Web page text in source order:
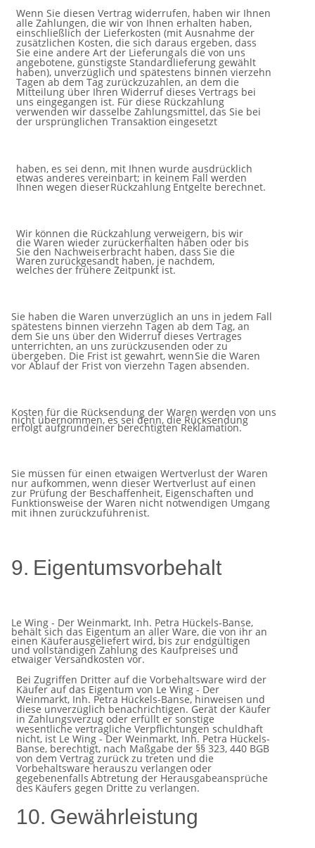
Wenn Sie diesen Vertrag widerrufen, haben wir Ihnen
alle Zahlungen, die wir von Ihnen erhalten haben,
einschließlich der Lieferkosten (mit Ausnahme der
zusätzlichen Kosten, die sich daraus ergeben, dass
Sie eine andere Art der Lieferungals die von uns
angebotene, günstigste Standardlieferung gewählt
haben), unverzüglich und spätestens binnen vierzehn
Tagen ab dem Tag zurückzuzahlen, an dem die
Mitteilung über Ihren Widerruf dieses Vertrags bei
uns eingegangen ist. Für diese Rückzahlung
verwenden wir dasselbe Zahlungsmittel, das Sie bei
der ursprünglichen Transaktion eingesetzt
haben, es sei denn, mit Ihnen wurde ausdrücklich
etwas anderes vereinbart; in keinem Fall werden
Ihnen wegen dieserRückzahlung Entgelte berechnet.
Wir können die Rückzahlung verweigern, bis wir
die Waren wieder zurückerhalten haben oder bis
Sie den Nachweiserbracht haben, dass Sie die
Waren zurückgesandt haben, je nachdem,
welches der frühere Zeitpunkt ist.
Sie haben die Waren unverzüglich an uns in jedem Fall
spätestens binnen vierzehn Tagen ab dem Tag, an
dem Sie uns über den Widerruf dieses Vertrages
unterrichten, an uns zurückzusenden oder zu
übergeben. Die Frist ist gewahrt, wennSie die Waren
vor Ablauf der Frist von vierzehn Tagen absenden.
Kosten für die Rücksendung der Waren werden von uns
nicht übernommen, es sei denn, die Rücksendung
erfolgt aufgrundeiner berechtigten Reklamation.
Sie müssen für einen etwaigen Wertverlust der Waren
nur aufkommen, wenn dieser Wertverlust auf einen
zur Prüfung der Beschaffenheit, Eigenschaften und
Funktionsweise der Waren nicht notwendigen Umgang
mit ihnen zurückzuführenist.
9. Eigentumsvorbehalt
Le Wing - Der Weinmarkt, Inh. Petra Hückels-Banse,
behält sich das Eigentum an aller Ware, die von ihr an
einen Käuferausgeliefert wird, bis zur endgültigen
und vollständigen Zahlung des Kaufpreises und
etwaiger Versandkosten vor.
Bei Zugriffen Dritter auf die Vorbehaltsware wird der
Käufer auf das Eigentum von Le Wing - Der
Weinmarkt, Inh. Petra Hückels-Banse, hinweisen und
diese unverzüglich benachrichtigen. Gerät der Käufer
in Zahlungsverzug oder erfüllt er sonstige
wesentliche vertragliche Verpflichtungen schuldhaft
nicht, ist Le Wing - Der Weinmarkt, Inh. Petra Hückels-
Banse, berechtigt, nach Maßgabe der §§ 323, 440 BGB
von dem Vertrag zurück zu treten und die
Vorbehaltsware herauszu verlangen oder
gegebenenfalls Abtretung der Herausgabeansprüche
des Käufers gegen Dritte zu verlangen.
10. Gewährleistung